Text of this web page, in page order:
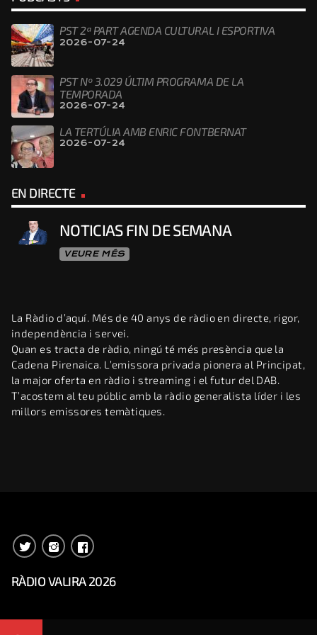
PST 2ª PART AGENDA CULTURAL I ESPORTIVA
2026-07-24
PST Nº 3.029 ÚLTIM PROGRAMA DE LA
TEMPORADA
2026-07-24
LA TERTÚLIA AMB ENRIC FONTBERNAT
2026-07-24
EN DIRECTE
NOTICIAS FIN DE SEMANA
VEURE MÉS
La Ràdio d’aquí. Més de 40 anys de ràdio en directe, rigor,
independència i servei.
Quan es tracta de ràdio, ningú té més presència que la
Cadena Pirenaica. L’emissora privada pionera al Principat,
la major oferta en ràdio i streaming i el futur del DAB.
T’acostem al teu públic amb la ràdio generalista líder i les
millors emissores temàtiques.
RÀDIO VALIRA 2026